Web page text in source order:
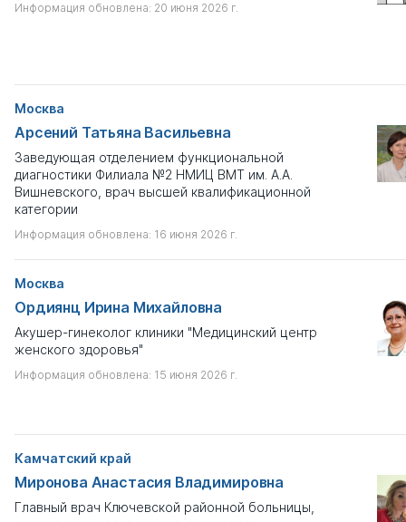
Информация обновлена: 20 июня 2026 г.
Москва
Арсений Татьяна Васильевна
Заведующая отделением функциональной
диагностики Филиала №2 НМИЦ ВМТ им. А.А.
Вишневского, врач высшей квалификационной
категории
Информация обновлена: 16 июня 2026 г.
Москва
Ордиянц Ирина Михайловна
Акушер-гинеколог клиники "Медицинский центр
женского здоровья"
Информация обновлена: 15 июня 2026 г.
Камчатский край
Миронова Анастасия Владимировна
Главный врач Ключевской районной больницы,